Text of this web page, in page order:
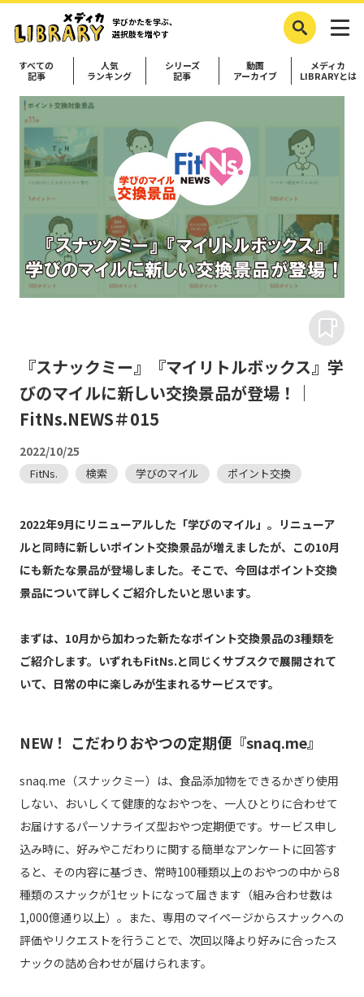
学びかたを学ぶ、
選択肢を増やす
すべての
記事
人気
ランキング
シリーズ
記事
動画
アーカイブ
メディカ
LIBRARYとは
『スナックミー』『マイリトルボックス』学
びのマイルに新しい交換景品が登場！｜
FitNs.NEWS＃015
2022/10/25
FitNs. 検索 学びのマイル ポイント交換
2022年9月にリニューアルした「学びのマイル」。リニューア
ルと同時に新しいポイント交換景品が増えましたが、この10月
にも新たな景品が登場しました。そこで、今回はポイント交換
景品について詳しくご紹介したいと思います。
まずは、10月から加わった新たなポイント交換景品の3種類を
ご紹介します。いずれもFitNs.と同じくサブスクで展開されて
いて、日常の中に楽しみが生まれるサービスです。
NEW！ こだわりおやつの定期便『snaq.me』
snaq.me（スナックミー）は、食品添加物をできるかぎり使用
しない、おいしくて健康的なおやつを、一人ひとりに合わせて
お届けするパーソナライズ型おやつ定期便です。サービス申し
込み時に、好みやこだわりに関する簡単なアンケートに回答す
ると、その内容に基づき、常時100種類以上のおやつの中から8
種類のスナックが1セットになって届きます（組み合わせ数は
1,000億通り以上）。また、専用のマイページからスナックへの
評価やリクエストを行うことで、次回以降より好みに合ったス
ナックの詰め合わせが届けられます。